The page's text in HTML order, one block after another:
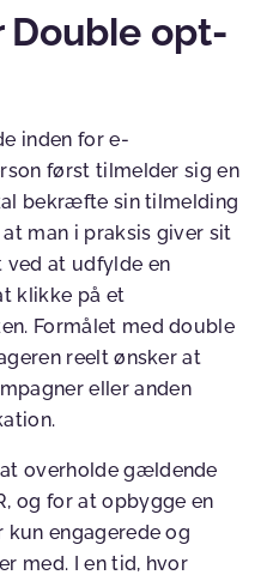
Double opt-
inden for e-
først tilmelder sig en
bekræfte sin tilmelding
man i praksis giver sit
ved at udfylde en
klikke på et
Formålet med double
reelt ønsker at
eller anden
overholde gældende
og for at opbygge en
engagerede og
med. I en tid, hvor